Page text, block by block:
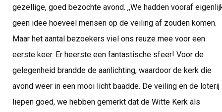
gezellige, goed bezochte avond. ,,We hadden vooraf
geen idee hoeveel mensen op de veiling af zouden komen.
Maar het aantal bezoekers viel ons reuze mee voor een
eerste keer. Er heerste een fantastische sfeer! Voor de
gelegenheid brandde de aanlichting, waardoor de kerk die
avond weer in een mooi licht baadde. De veiling en de loterij
liepen goed, we hebben gemerkt dat de Witte Kerk als